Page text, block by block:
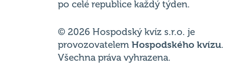
po celé republice každý týden.
© 2026 Hospodský kvíz s.r.o. je
provozovatelem Hospodského kvízu.
Všechna práva vyhrazena.